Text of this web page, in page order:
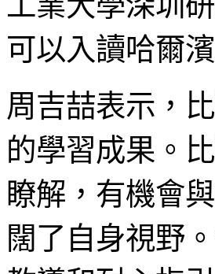
可以入讀哈爾
周吉喆表示，
的學習成果。
瞭解，有機會
闊了自身視野